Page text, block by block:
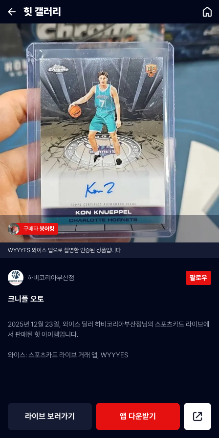
힛 갤러리
구매자 붕어킹
WYYYES 와이스 앱으로 촬영한 인증된 상품입니다
하비코리아부산점 팔로우
크니플 오토
2025년 12월 23일, 와이스 딜러 하비코리아부산점님의 스포츠카드 라이브에
서 판매된 힛 아이템입니다.
와이스: 스포츠카드 라이브 거래 앱, WYYYES
라이브 보러가기 앱 다운받기